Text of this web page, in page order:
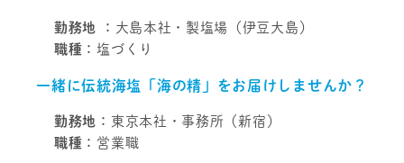
勤務地 ： 大島本社・製塩場（伊豆大島）
職種： 塩づくり
一緒に伝統海塩「海の精」をお届けしませんか？
勤務地： 東京本社・事務所（新宿）
職種： 営業職